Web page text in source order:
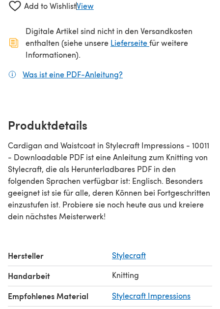
Add to WishlistView
Digitale Artikel sind nicht in den Versandkosten
enthalten (siehe unsere Lieferseite(öffnet sich in
für weitere
Informationen).
Was ist eine PDF-Anleitung?
Produktdetails
Cardigan and Waistcoat in Stylecraft Impressions - 10011
- Downloadable PDF ist eine Anleitung zum Knitting von
Stylecraft, die als Herunterladbares PDF in den
folgenden Sprachen verfügbar ist: Englisch. Besonders
geeignet ist sie für alle, deren Können bei Fortgeschritten
einzustufen ist. Probiere sie noch heute aus und kreiere
dein nächstes Meisterwerk!
Hersteller Stylecraft
Handarbeit Knitting
Empfohlenes Material Stylecraft Impressions